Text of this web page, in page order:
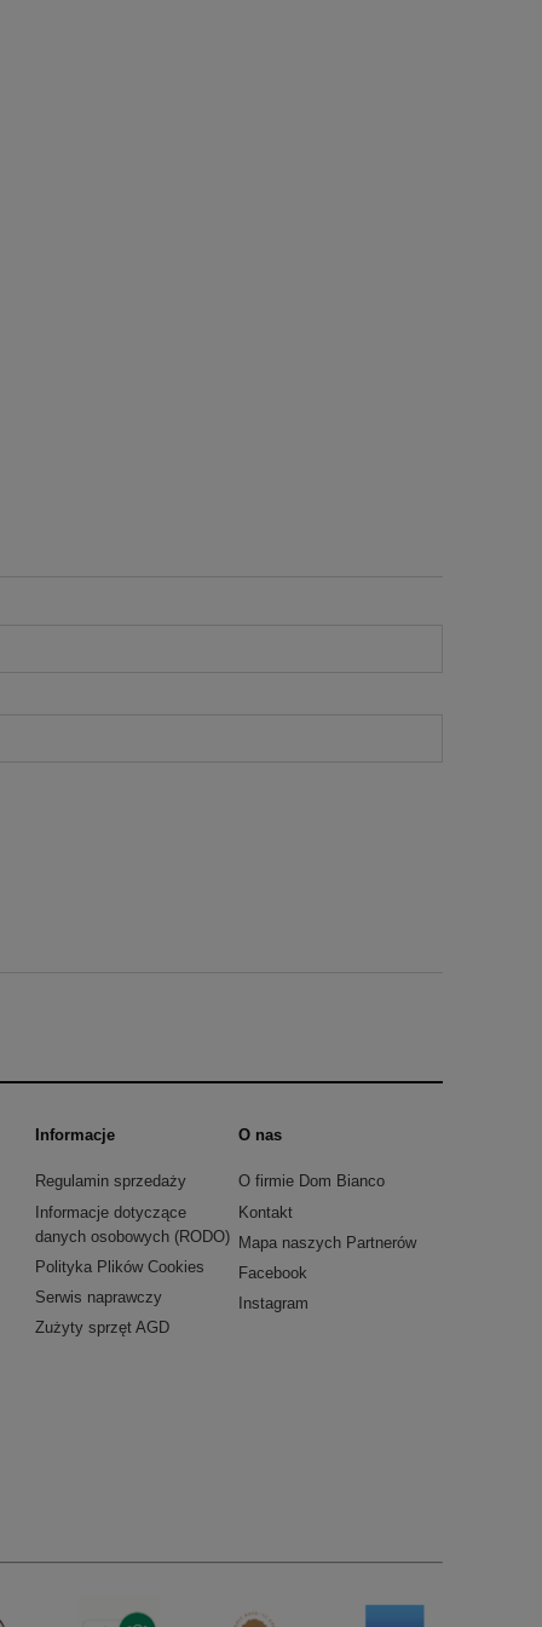
Informacje
Regulamin sprzedaży
Informacje dotyczące
danych osobowych (RODO)
Polityka Plików Cookies
Serwis naprawczy
Zużyty sprzęt AGD
O nas
O firmie Dom Bianco
Kontakt
Mapa naszych Partnerów
Facebook
Instagram